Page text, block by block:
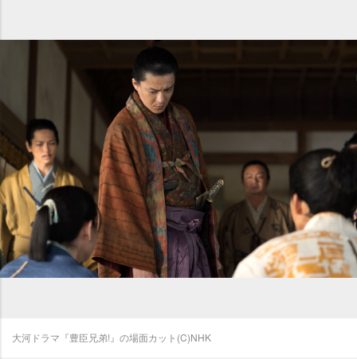
大河ドラマ『豊臣兄弟!』の場面カット(C)NHK